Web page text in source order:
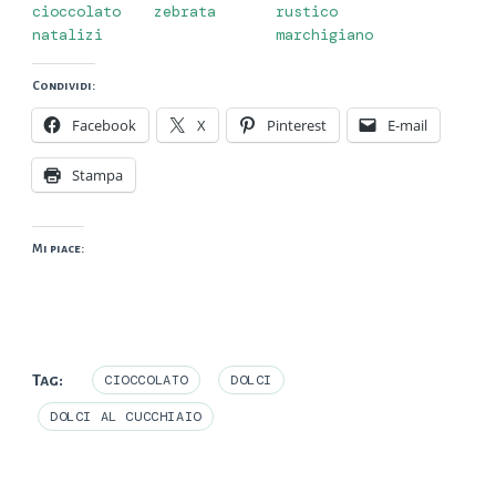
cioccolato
natalizi
zebrata
rustico
marchigiano
Condividi:
Facebook X Pinterest E-mail
Stampa
Mi piace:
Tag: CIOCCOLATO DOLCI
DOLCI AL CUCCHIAIO